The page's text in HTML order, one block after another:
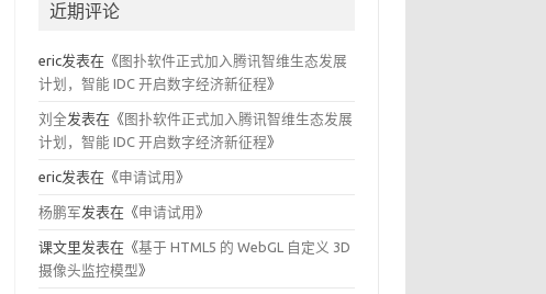
近期评论
eric发表在《 图扑软件正式加入腾讯智维生态发展
计划，智能 IDC 开启数字经济新征程》
刘全发表在《 图扑软件正式加入腾讯智维生态发展
计划，智能 IDC 开启数字经济新征程》
eric发表在《申请试用 》
杨鹏军发表在《申请试用 》
课文里发表在《基于 HTML5 的 WebGL 自定义 3D
摄像头监控模型》